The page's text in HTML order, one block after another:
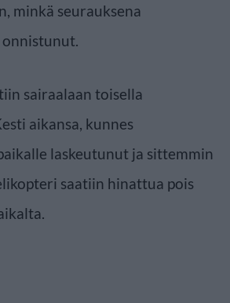
minkä seurauksena
sairaalaan toisella
aikansa, kunnes
laskeutunut ja sittemmin
saatiin hinattua pois